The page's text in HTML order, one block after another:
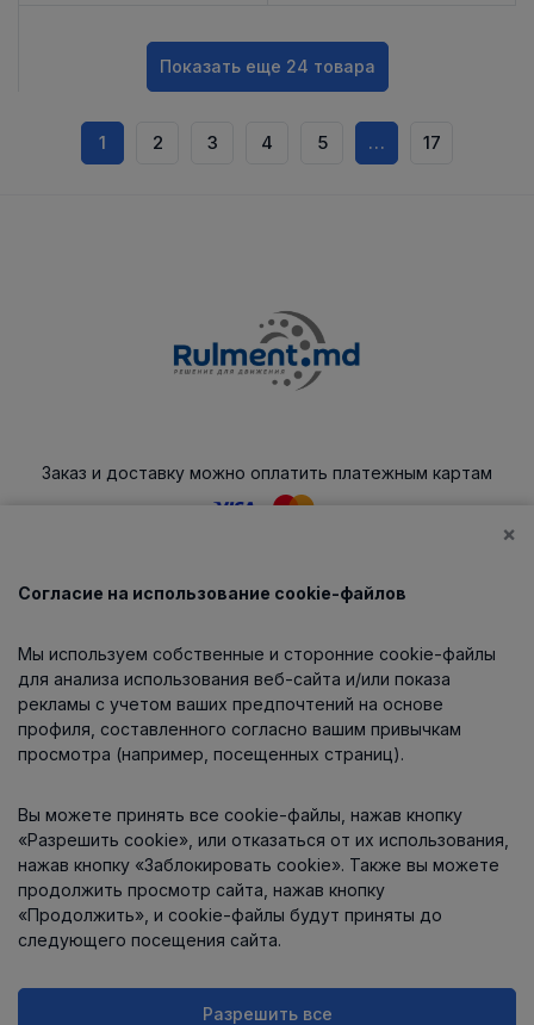
Показать еще 24 товара
1 2 3 4 5 … 17
Заказ и доставку можно оплатить платежным картам
Каталог
О компании
Информация
Контакты
×
Согласие на использование cookie-файлов
Мы используем собственные и сторонние cookie-файлы
для анализа использования веб-сайта и/или показа
рекламы с учетом ваших предпочтений на основе
профиля, составленного согласно вашим привычкам
просмотра (например, посещенных страниц).
Вы можете принять все cookie-файлы, нажав кнопку
«Разрешить cookie», или отказаться от их использования,
нажав кнопку «Заблокировать cookie». Также вы можете
продолжить просмотр сайта, нажав кнопку
«Продолжить», и cookie-файлы будут приняты до
следующего посещения сайта.
Разрешить все